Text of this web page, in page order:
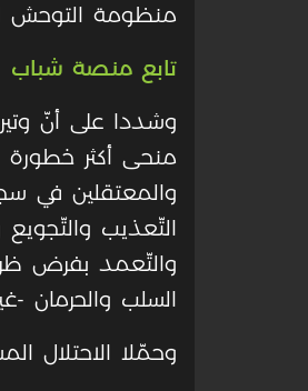
منظومة التوحش
تابع منصة شباب
وشددا على أنّ
منحى أكثر خطورة
والمعتقلين في
التّعذيب والتّجويع
والتّعمد بفرض
السلب والحرمان -
وحمّلا الاحتلال